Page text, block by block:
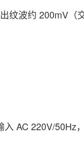
200mV（交
入 AC 220V/50Hz